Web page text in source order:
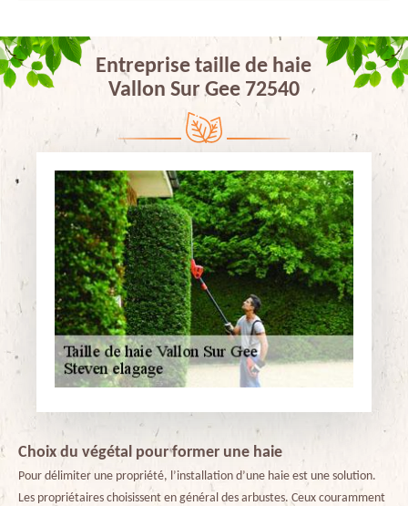
Entreprise taille de haie
Vallon Sur Gee 72540
Choix du végétal pour former une haie
Pour délimiter une propriété, l’installation d’une haie est une solution.
Les propriétaires choisissent en général des arbustes. Ceux couramment